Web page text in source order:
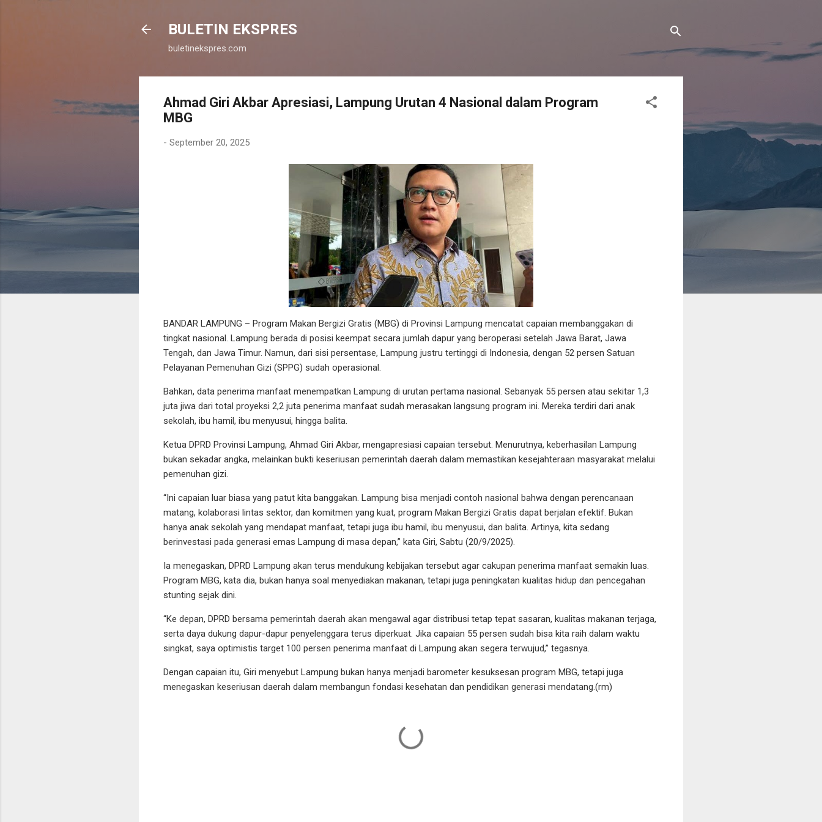
BULETIN EKSPRES
buletinekspres.com
Ahmad Giri Akbar Apresiasi, Lampung Urutan 4 Nasional dalam Program
MBG
- September 20, 2025
BANDAR LAMPUNG – Program Makan Bergizi Gratis (MBG) di Provinsi Lampung mencatat capaian membanggakan di
tingkat nasional. Lampung berada di posisi keempat secara jumlah dapur yang beroperasi setelah Jawa Barat, Jawa
Tengah, dan Jawa Timur. Namun, dari sisi persentase, Lampung justru tertinggi di Indonesia, dengan 52 persen Satuan
Pelayanan Pemenuhan Gizi (SPPG) sudah operasional.
Bahkan, data penerima manfaat menempatkan Lampung di urutan pertama nasional. Sebanyak 55 persen atau sekitar 1,3
juta jiwa dari total proyeksi 2,2 juta penerima manfaat sudah merasakan langsung program ini. Mereka terdiri dari anak
sekolah, ibu hamil, ibu menyusui, hingga balita.
Ketua DPRD Provinsi Lampung, Ahmad Giri Akbar, mengapresiasi capaian tersebut. Menurutnya, keberhasilan Lampung
bukan sekadar angka, melainkan bukti keseriusan pemerintah daerah dalam memastikan kesejahteraan masyarakat melalui
pemenuhan gizi.
“Ini capaian luar biasa yang patut kita banggakan. Lampung bisa menjadi contoh nasional bahwa dengan perencanaan
matang, kolaborasi lintas sektor, dan komitmen yang kuat, program Makan Bergizi Gratis dapat berjalan efektif. Bukan
hanya anak sekolah yang mendapat manfaat, tetapi juga ibu hamil, ibu menyusui, dan balita. Artinya, kita sedang
berinvestasi pada generasi emas Lampung di masa depan,” kata Giri, Sabtu (20/9/2025).
Ia menegaskan, DPRD Lampung akan terus mendukung kebijakan tersebut agar cakupan penerima manfaat semakin luas.
Program MBG, kata dia, bukan hanya soal menyediakan makanan, tetapi juga peningkatan kualitas hidup dan pencegahan
stunting sejak dini.
“Ke depan, DPRD bersama pemerintah daerah akan mengawal agar distribusi tetap tepat sasaran, kualitas makanan terjaga,
serta daya dukung dapur-dapur penyelenggara terus diperkuat. Jika capaian 55 persen sudah bisa kita raih dalam waktu
singkat, saya optimistis target 100 persen penerima manfaat di Lampung akan segera terwujud,” tegasnya.
Dengan capaian itu, Giri menyebut Lampung bukan hanya menjadi barometer kesuksesan program MBG, tetapi juga
menegaskan keseriusan daerah dalam membangun fondasi kesehatan dan pendidikan generasi mendatang.(rm)